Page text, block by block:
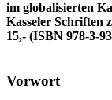
im globalisierten
Kasseler Schriften
15,- (ISBN 978-3-
Vorwort